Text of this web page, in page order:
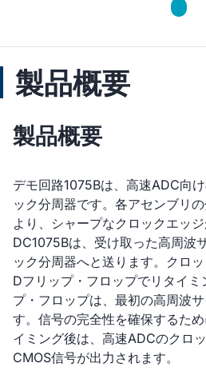
製品概要
製品概要
デモ回路1075Bは、高速ADC向
ック分周器です。各アセンブリ
より、シャープなクロックエッジ
DC1075Bは、受け取った高周波
ック分周器へと送ります。クロ
Dフリップ・フロップでリタイ
プ・フロップは、最初の高周波
す。信号の完全性を確保するた
イミング後は、高速ADCのクロ
CMOS信号が出力されます。